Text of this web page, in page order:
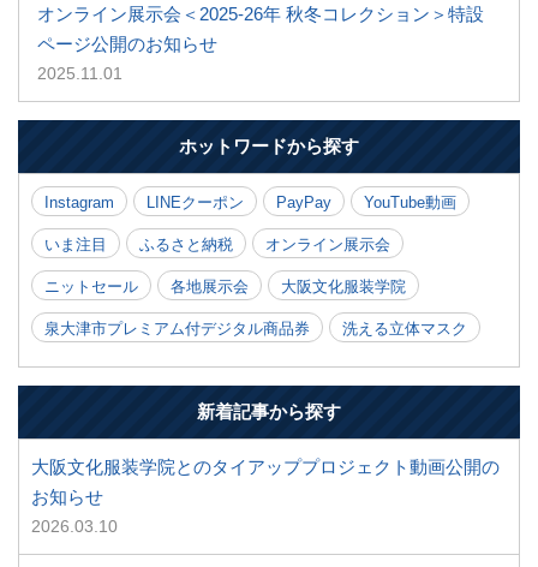
オンライン展示会＜2025-26年 秋冬コレクション＞特設
ページ公開のお知らせ
2025.11.01
ホットワードから探す
Instagram LINEクーポン PayPay YouTube動画
いま注目 ふるさと納税 オンライン展示会
ニットセール 各地展示会 大阪文化服装学院
泉大津市プレミアム付デジタル商品券 洗える立体マスク
新着記事から探す
大阪文化服装学院とのタイアッププロジェクト動画公開の
お知らせ
2026.03.10